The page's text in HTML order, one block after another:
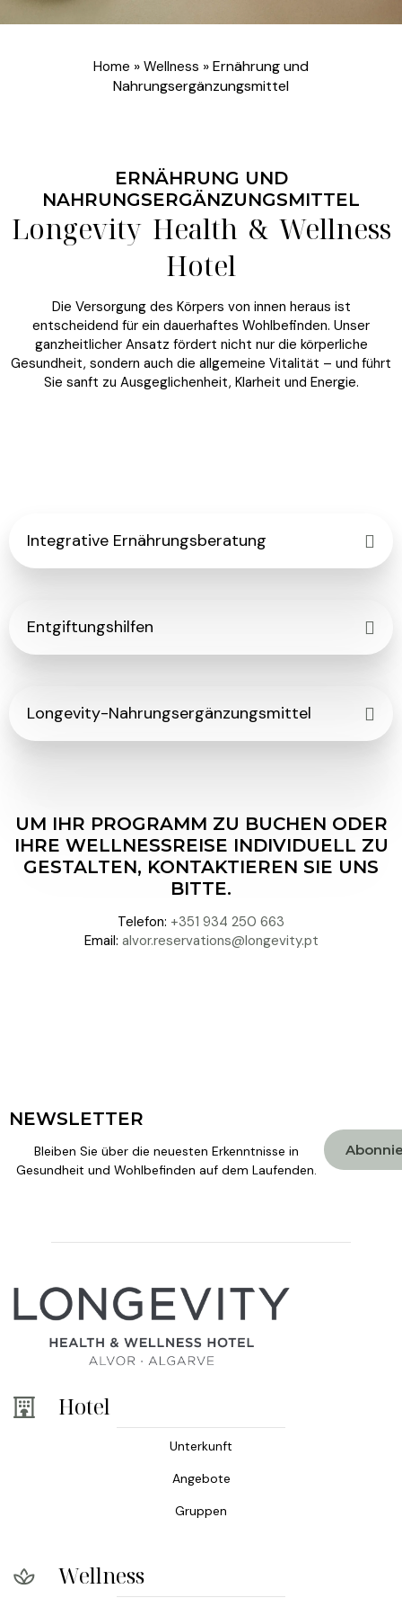
Home » Wellness »Ernährung und
Nahrungsergänzungsmittel
ERNÄHRUNG UND
NAHRUNGSERGÄNZUNGSMITTEL
Longevity Health & Wellness
Hotel
Die Versorgung des Körpers von innen heraus ist
entscheidend für ein dauerhaftes Wohlbefinden. Unser
ganzheitlicher Ansatz fördert nicht nur die körperliche
Gesundheit, sondern auch die allgemeine Vitalität – und führt
Sie sanft zu Ausgeglichenheit, Klarheit und Energie.
Integrative Ernährungsberatung
Entgiftungshilfen
Longevity-Nahrungsergänzungsmittel
UM IHR PROGRAMM ZU BUCHEN ODER
IHRE WELLNESSREISE INDIVIDUELL ZU
GESTALTEN, KONTAKTIEREN SIE UNS
BITTE.
Telefon: +351 934 250 663
Email: alvor.reservations@longevity.pt
NEWSLETTER
Bleiben Sie über die neuesten Erkenntnisse in
Gesundheit und Wohlbefinden auf dem Laufenden.
Hotel
Unterkunft
Angebote
Gruppen
Wellness